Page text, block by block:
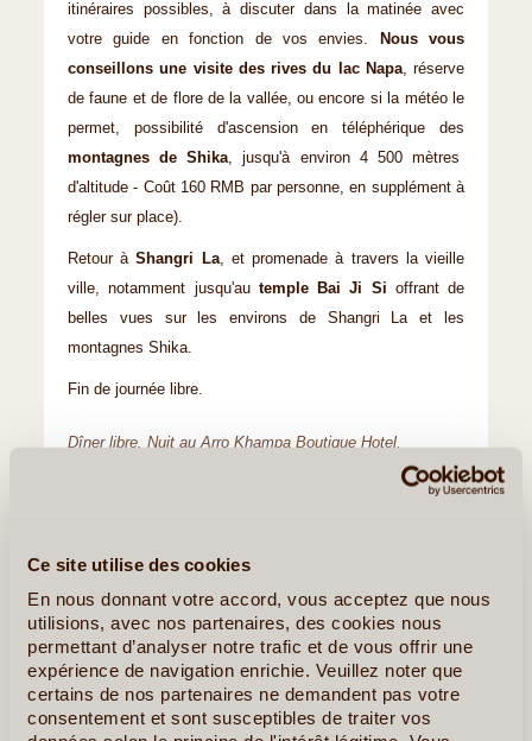
Ce site utilise des cookies
En nous donnant votre accord, vous acceptez que nous
utilisions, avec nos partenaires, des cookies nous
permettant d’analyser notre trafic et de vous offrir une
expérience de navigation enrichie. Veuillez noter que
certains de nos partenaires ne demandent pas votre
consentement et sont susceptibles de traiter vos
itinéraires possibles, à discuter dans la matinée avec
votre guide en fonction de vos envies.
Nous vous
conseillons une visite des rives du lac Napa, réserve
de faune et de flore de la vallée, ou encore si la météo le
permet, possibilité d'ascension en téléphérique des
montagnes de Shika, jusqu'à environ 4 500 mètres
d'altitude - Coût 160 RMB par personne, en supplément à
régler sur place).
Retour àShangri La, et promenade à travers la vieille
ville, notamment jusqu'au temple Bai Ji Si offrant de
belles vues sur les environs de Shangri La et les
montagnes Shika.
Fin de journée libre.
Dîner libre. Nuit au Arro Khampa Boutique Hotel.